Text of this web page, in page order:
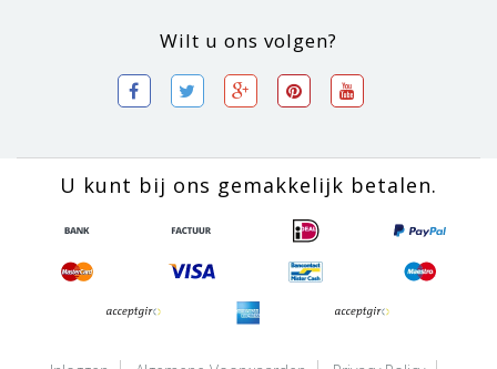
Wilt u ons volgen?
U kunt bij ons gemakkelijk betalen.